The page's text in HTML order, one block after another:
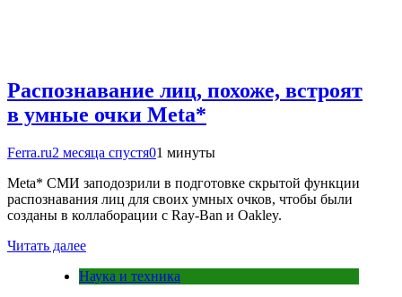
Распознавание лиц, похоже, встроят
в умные очки Meta*
Ferra.ru2 месяца спустя01 минуты
Meta* СМИ заподозрили в подготовке скрытой функции
распознавания лиц для своих умных очков, чтобы были
созданы в коллаборации с Ray-Ban и Oakley.
Читать далее
Наука и техника